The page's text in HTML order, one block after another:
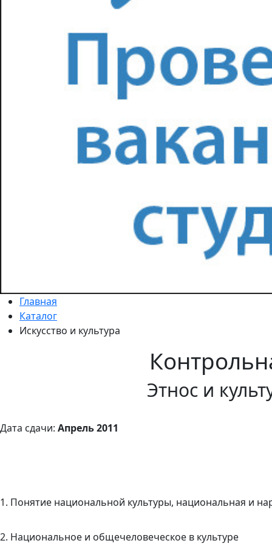
Главная
Каталог
Искусство и культура
Этнос и
Дата сдачи: Апрель 2011
1. Понятие национальной культуры,
2. Национальное и общечеловеческое в